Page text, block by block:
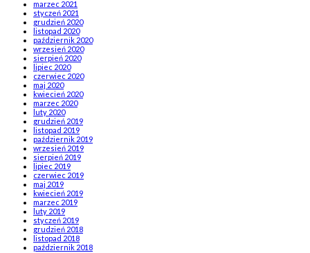
marzec 2021
styczeń 2021
grudzień 2020
listopad 2020
październik 2020
wrzesień 2020
sierpień 2020
lipiec 2020
czerwiec 2020
maj 2020
kwiecień 2020
marzec 2020
luty 2020
grudzień 2019
listopad 2019
październik 2019
wrzesień 2019
sierpień 2019
lipiec 2019
czerwiec 2019
maj 2019
kwiecień 2019
marzec 2019
luty 2019
styczeń 2019
grudzień 2018
listopad 2018
październik 2018